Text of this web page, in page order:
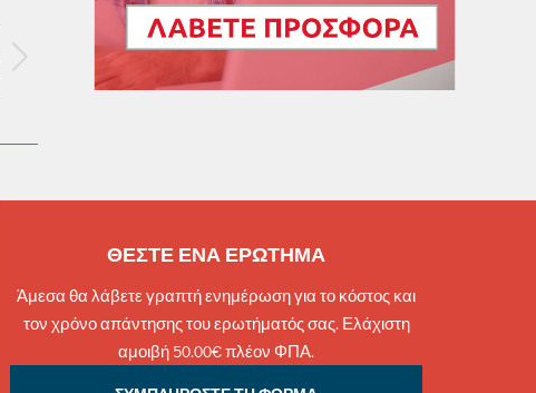
ΘΕΣΤΕ ΕΝΑ ΕΡΩΤΗΜΑ
Άμεσα θα λάβετε γραπτή ενημέρωση για το κόστος και
τον χρόνο απάντησης του ερωτήματός σας. Ελάχιστη
αμοιβή 50.00€ πλέον ΦΠΑ.